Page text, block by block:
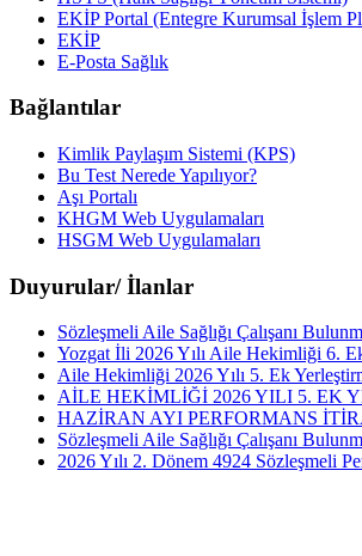
EKİP Portal (Entegre Kurumsal İşlem
EKİP
E-Posta Sağlık
Bağlantılar
Kimlik Paylaşım Sistemi (KPS)
Bu Test Nerede Yapılıyor?
Aşı Portalı
KHGM Web Uygulamaları
HSGM Web Uygulamaları
Duyurular/ İlanlar
Sözleşmeli Aile Sağlığı Çalışanı
Yozgat İli 2026 Yılı Aile Hekimliği 6.
Aile Hekimliği 2026 Yılı 5. Ek
AİLE HEKİMLİĞİ 2026 YILI 5. EK
HAZİRAN AYI PERFORMANS
Sözleşmeli Aile Sağlığı Çalışanı
2026 Yılı 2. Dönem 4924 Sözleşmeli